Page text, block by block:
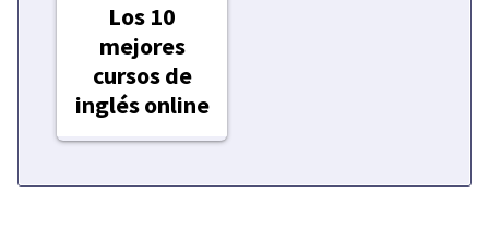
Los 10
mejores
cursos de
inglés online